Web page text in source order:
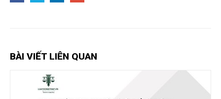
BÀI VIẾT LIÊN QUAN